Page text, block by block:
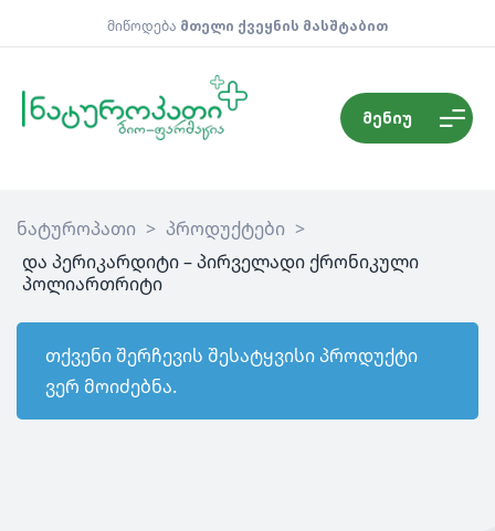
მიწოდება მთელი ქვეყნის მასშტაბით
მენიუ
ნატუროპათი > პროდუქტები >
და პერიკარდიტი – პირველადი ქრონიკული
პოლიართრიტი
თქვენი შერჩევის შესატყვისი პროდუქტი
ვერ მოიძებნა.